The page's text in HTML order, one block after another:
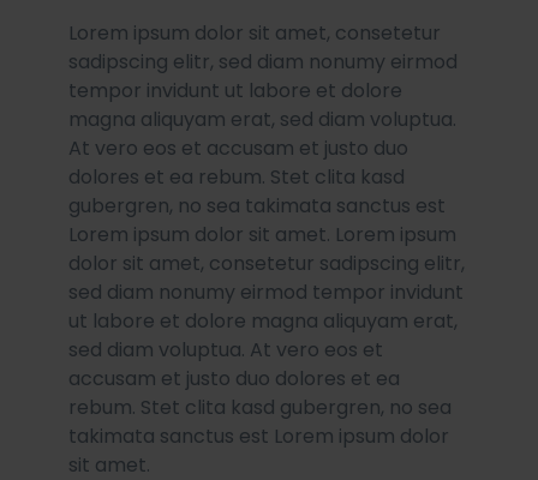
Lorem ipsum dolor sit amet, consetetur
sadipscing elitr, sed diam nonumy eirmod
tempor invidunt ut labore et dolore
magna aliquyam erat, sed diam voluptua.
At vero eos et accusam et justo duo
dolores et ea rebum. Stet clita kasd
gubergren, no sea takimata sanctus est
Lorem ipsum dolor sit amet. Lorem ipsum
dolor sit amet, consetetur sadipscing elitr,
sed diam nonumy eirmod tempor invidunt
ut labore et dolore magna aliquyam erat,
sed diam voluptua. At vero eos et
accusam et justo duo dolores et ea
rebum. Stet clita kasd gubergren, no sea
takimata sanctus est Lorem ipsum dolor
sit amet.